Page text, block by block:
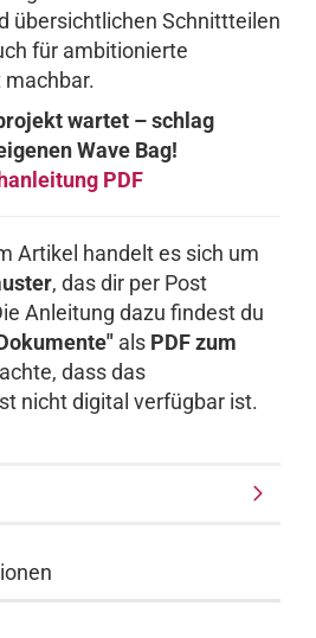
übersichtlichen Schnittteilen
für ambitionierte
wartet – schlag
Wave Bag!
PDF
Artikel handelt es sich um
, das dir per Post
Anleitung dazu findest du
als PDF zum
dass das
nicht digital verfügbar ist.